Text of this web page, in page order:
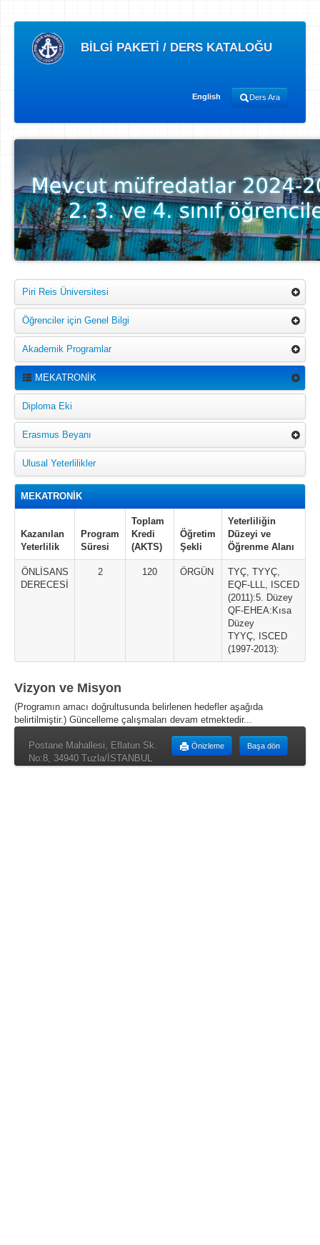
BİLGİ PAKETİ / DERS KATALOĞU
English Ders Ara
Piri Reis Üniversitesi
Öğrenciler için Genel Bilgi
Akademik Programlar
MEKATRONİK
Diploma Eki
Erasmus Beyanı
Ulusal Yeterlilikler
MEKATRONİK
Kazanılan
Yeterlilik
Program
Süresi
Toplam
Kredi
(AKTS)
Öğretim
Şekli
Yeterliliğin
Düzeyi ve
Öğrenme Alanı
ÖNLİSANS
DERECESİ
2 120 ÖRGÜN
TYÇ, TYYÇ,
EQF-LLL, ISCED
(2011):5. Düzey
QF-EHEA:Kısa
Düzey
TYYÇ, ISCED
(1997-2013):
Vizyon ve Misyon
(Programın amacı doğrultusunda belirlenen hedefler aşağıda
belirtilmiştir.) Güncelleme çalışmaları devam etmektedir...
Başa dön
Önizleme
Postane Mahallesi, Eflatun Sk.
No:8, 34940 Tuzla/İSTANBUL